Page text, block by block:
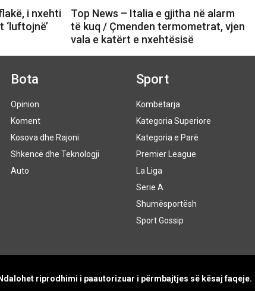
i nxehti
Top News – Italia e gjitha në alarm
të kuq / Çmenden termometrat, vjen
vala e katërt e nxehtësisë
Bota
Opinion
Koment
Kosova dhe Rajoni
Shkencë dhe Teknologji
Auto
Sport
Kombëtarja
Kategoria Superiore
Kategoria e Parë
Premier League
La Liga
Serie A
Shumësportësh
Sport Gossip
riprodhimi i paautorizuar i përmbajtjes së kësaj faqeje.